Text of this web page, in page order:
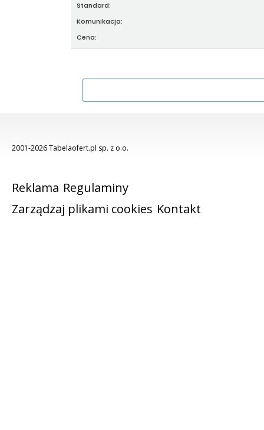
Standard:
Komunikacja:
Cena:
2001-2026 Tabelaofert.pl sp. z o.o.
Reklama Regulaminy
Zarządzaj plikami cookies Kontakt